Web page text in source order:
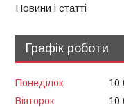
Новини і статті
Графік роботи
Понеділок
Вівторок